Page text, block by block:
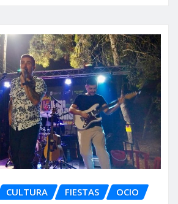
CULTURA FIESTAS OCIO